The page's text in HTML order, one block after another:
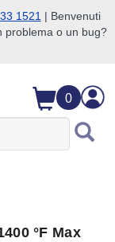
1521 | Benvenuti
problema o un bug?
0
°F Max